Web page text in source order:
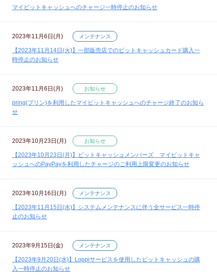
マイビットキャッシュへのチャージ一時停止のお知らせ
2023年11月6日(月) メンテナンス
【2023年11月14日(火)】一部販売店でのビットキャッシュカード購入一
時停止のお知らせ
2023年11月6日(月) お知らせ
pring(プリン)を利用したマイビットキャッシュへのチャージ終了のお知ら
せ
2023年10月23日(月) お知らせ
【2023年10月23日(月)】ビットキャッシュメンバーズ マイビットキャ
ッシュへのPayPayを利用したチャージのご利用上限変更のお知らせ
2023年10月16日(月) メンテナンス
【2023年11月15日(水)】システムメンテナンスに伴う全サービス一時停
止のお知らせ
2023年9月15日(金) メンテナンス
【2023年9月20日(水)】Loppiサービスを使用したビットキャッシュの購
入一時停止のお知らせ